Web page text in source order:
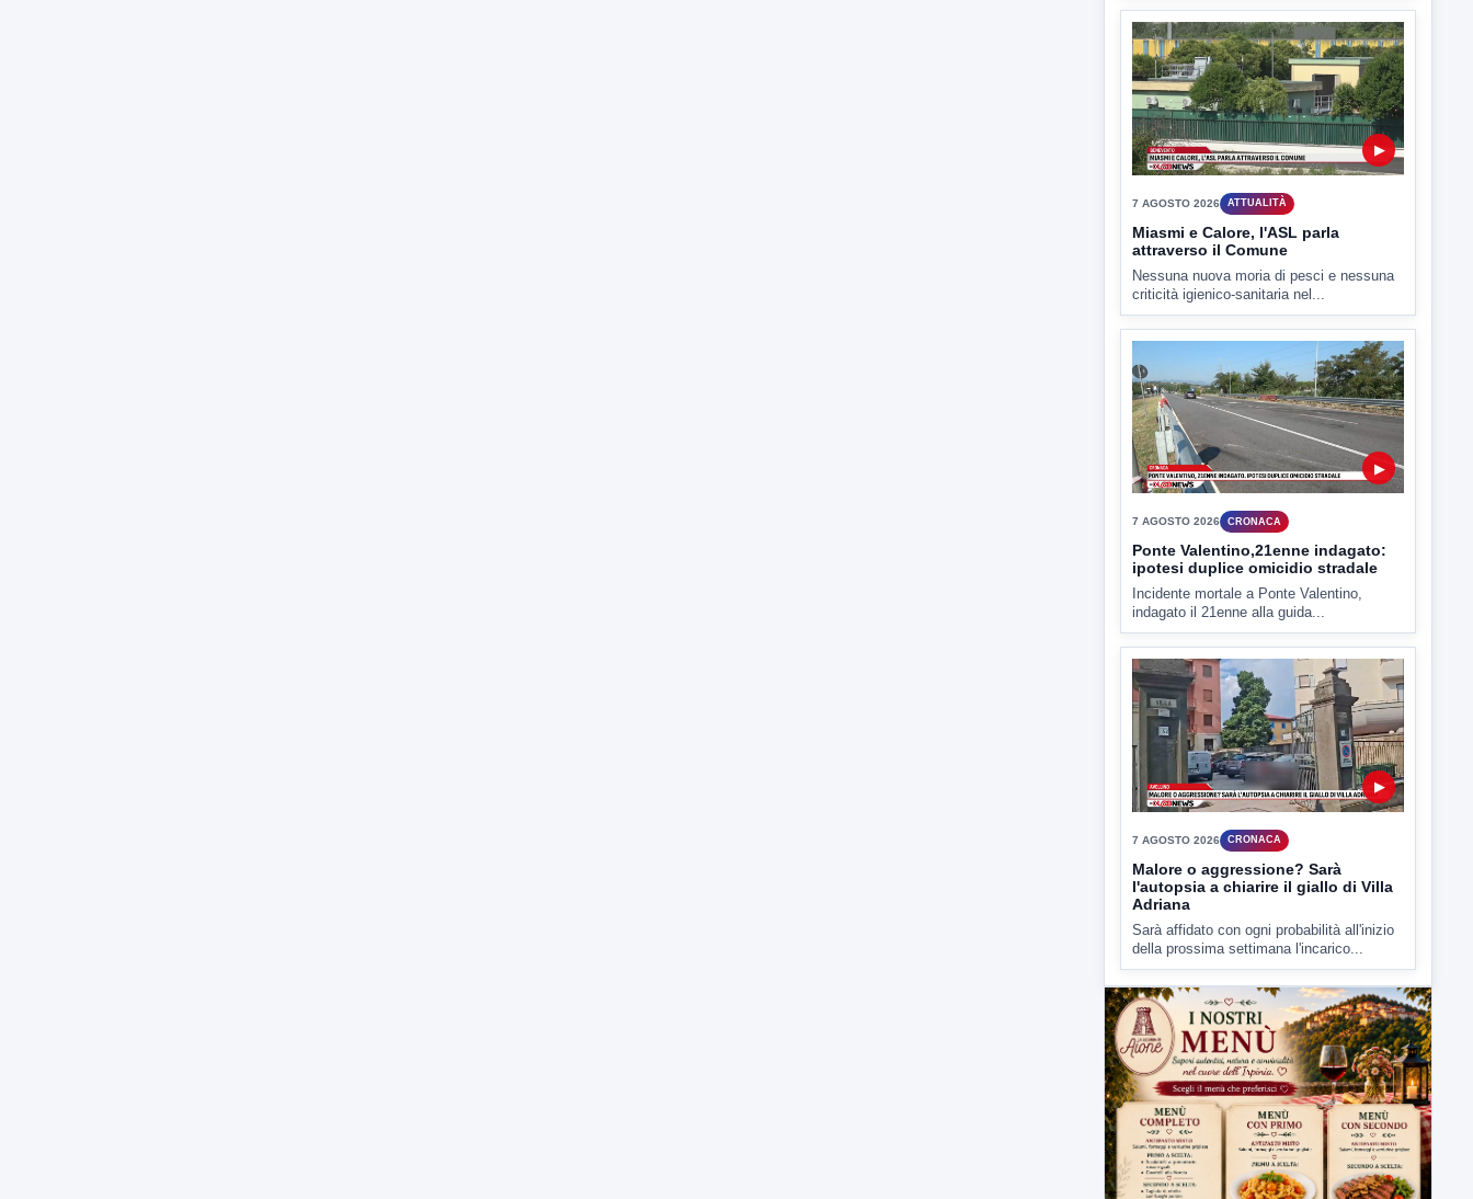
Miasmi e Calore, l'ASL parla
attraverso il Comune
Nessuna nuova moria di pesci e nessuna
criticità igienico-sanitaria nel...
7 AGOSTO 2026 CRONACA
Ponte Valentino,21enne indagato:
ipotesi duplice omicidio stradale
Incidente mortale a Ponte Valentino,
indagato il 21enne alla guida...
▶
7 AGOSTO 2026 CRONACA
Malore o aggressione? Sarà
l'autopsia a chiarire il giallo di Villa
Adriana
Sarà affidato con ogni probabilità all'inizio
della prossima settimana l'incarico...